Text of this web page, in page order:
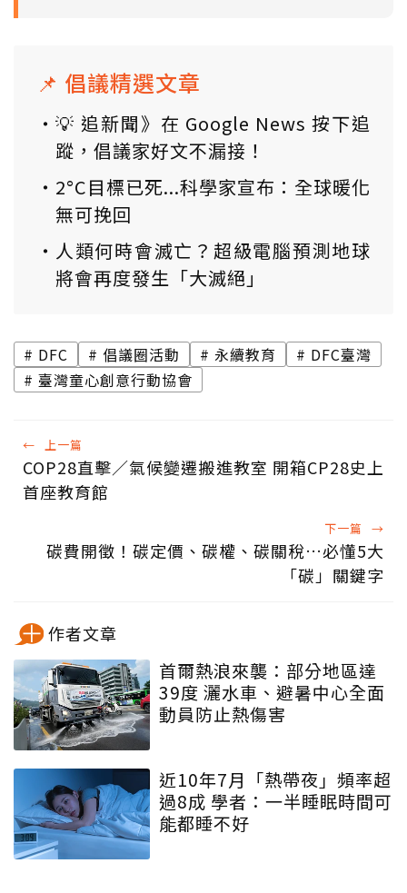
📌 倡議精選文章
💡 追新聞》在 Google News 按下追
蹤，倡議家好文不漏接！
2°C目標已死...科學家宣布：全球暖化
無可挽回
人類何時會滅亡？超級電腦預測地球
將會再度發生「大滅絕」
DFC 倡議圈活動 永續教育
DFC臺灣
臺灣童心創意行動協會
← 上一篇
COP28直擊／氣候變遷搬進教室 開箱CP28史上
首座教育館
下一篇 →
碳費開徵！碳定價、碳權、碳關稅…必懂5大
「碳」關鍵字
作者文章
首爾熱浪來襲：部分地區達
39度 灑水車、避暑中心全面
動員防止熱傷害
近10年7月「熱帶夜」頻率超
過8成 學者：一半睡眠時間可
能都睡不好